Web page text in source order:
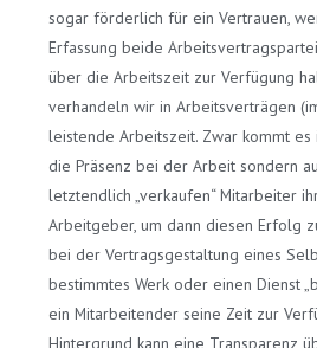
sogar förderlich für ein Vertrauen,
Erfassung beide
über die Arbeitszeit zur Verfügung
verhandeln wir in Arbeitsverträgen
leistende Arbeitszeit. Zwar kommt
die Präsenz bei der Arbeit sondern
letztendlich „verkaufen“ Mitarbeiter
Arbeitgeber, um dann diesen Erfolg
bei der Vertragsgestaltung eines
bestimmtes Werk oder einen Dienst
ein Mitarbeitender seine Zeit zur
Hintergrund kann eine Transparenz